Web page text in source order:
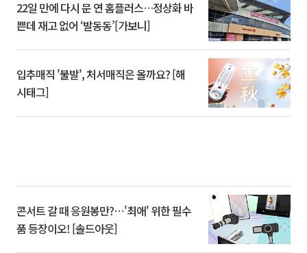
22일 만에 다시 문 연 홈플러스…정상화 바
쁜데 재고 없어 ‘발동동’[가보니]
입추매직 '불발', 처서매직은 올까요? [해
시태그]
콘서트 갈 때 응원봉만?⋯'최애' 위한 필수
품 등장이오! [솔드아웃]